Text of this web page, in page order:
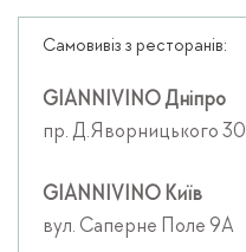
Самовивіз з ресторанів:
GIANNIVINO Дніпро
пр. Д.Яворницького 30
GIANNIVINO Київ
вул. Саперне Поле 9А